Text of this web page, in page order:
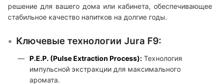
решение для вашего дома или кабинета, обеспечивающее
стабильное качество напитков на долгие годы.
Ключевые технологии Jura F9:
P.E.P. (Pulse Extraction Process): Технология
импульсной экстракции для максимального
аромата.